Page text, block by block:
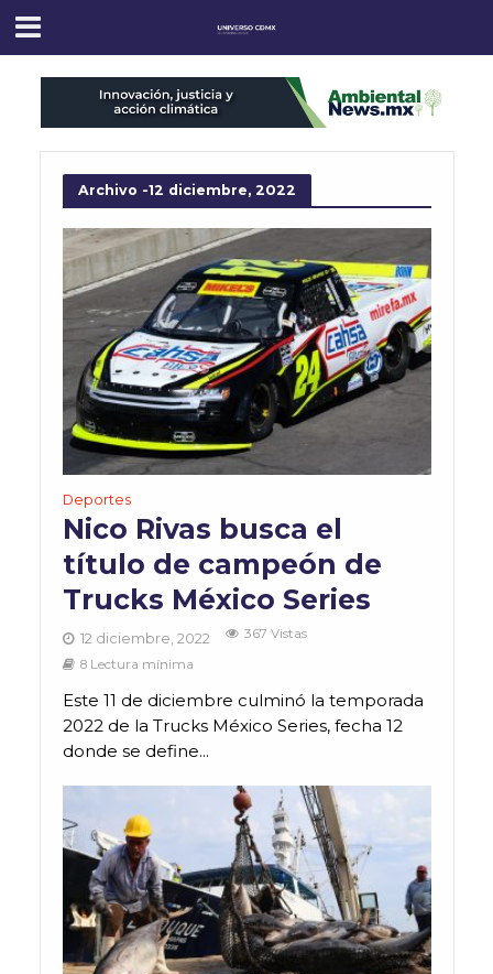
Archivo -12 diciembre, 2022
Deportes
Nico Rivas busca el
título de campeón de
Trucks México Series
12 diciembre, 2022
367 Vistas
8 Lectura mínima
Este 11 de diciembre culminó la temporada
2022 de la Trucks México Series, fecha 12
donde se define...